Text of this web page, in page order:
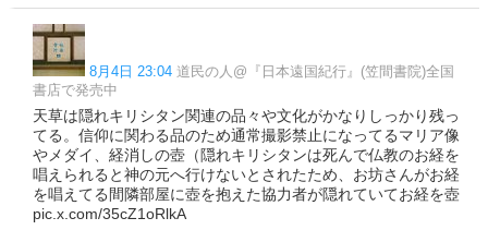
8月4日 23:04 道民の人@『日本遠国紀行』(笠間書院)全国
書店で発売中
天草は隠れキリシタン関連の品々や文化がかなりしっかり残っ
てる。信仰に関わる品のため通常撮影禁止になってるマリア像
やメダイ、経消しの壺（隠れキリシタンは死んで仏教のお経を
唱えられると神の元へ行けないとされたため、お坊さんがお経
を唱えてる間隣部屋に壺を抱えた協力者が隠れていてお経を壺
pic.x.com/35cZ1oRlkA